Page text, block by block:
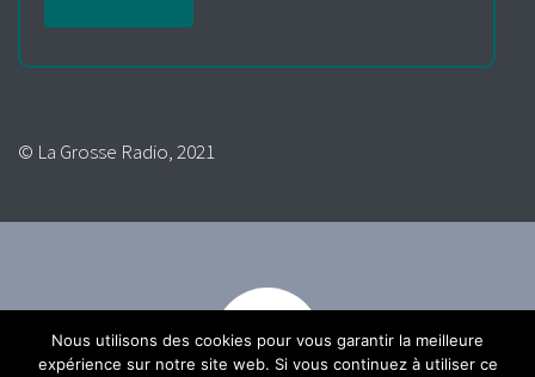
© La Grosse Radio, 2021
Nous utilisons des cookies pour vous garantir la meilleure
expérience sur notre site web. Si vous continuez à utiliser ce